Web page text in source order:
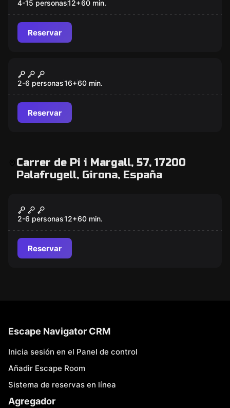
4-15 personas12+60 min.
Reservar
Nuevo
Atracciones - Modo Misterio
2-6 personas16+60 min.
Reservar
Carrer de Pi i Margall, 57, 17200
Palafrugell, Girona, España
Nuevo
El Baile de las Sirenas
2-6 personas12+60 min.
Reservar
Escape Navigator CRM
Inicia sesión en el Panel de control
Añadir Escape Room
Sistema de reservas en línea
Agregador